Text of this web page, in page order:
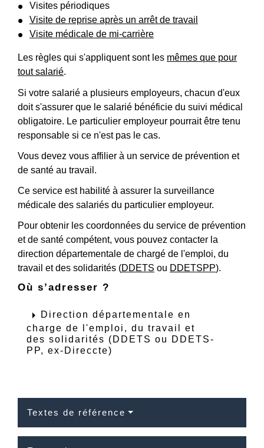
Visites périodiques
Visite de reprise après un arrêt de travail
Visite médicale de mi-carrière
Les règles qui s'appliquent sont les mêmes que pour
tout salarié.
Si votre salarié a plusieurs employeurs, chacun d'eux
doit s'assurer que le salarié bénéficie du suivi médical
obligatoire. Le particulier employeur pourrait être tenu
responsable si ce n'est pas le cas.
Vous devez vous affilier à un service de prévention et
de santé au travail.
Ce service est habilité à assurer la surveillance
médicale des salariés du particulier employeur.
Pour obtenir les coordonnées du service de prévention
et de santé compétent, vous pouvez contacter la
direction départementale de chargé de l'emploi, du
travail et des solidarités (DDETS ou DDETSPP).
Où s’adresser ?
arrow_right
Direction départementale en
charge de l'emploi, du travail et
des solidarités (DDETS ou DDETS-
PP, ex-Direccte)
Textes de référence